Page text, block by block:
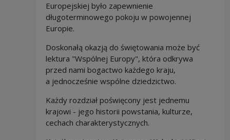
Europejskiej było zapewnienie
długoterminowego pokoju w powojennej
Europie.
Doskonałą okazją do świętowania może być
lektura "Wspólnej Europy", która odkrywa
przed nami bogactwo każdego kraju,
a jednocześnie wspólne dziedzictwo.
Każdy rozdział poświęcony jest jednemu
krajowi - jego historii powstania, kulturze,
cechach charakterystycznych.